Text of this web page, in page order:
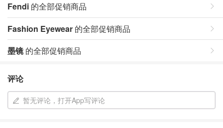
Fendi 的全部促销商品
Fashion Eyewear 的全部促销商品
墨镜 的全部促销商品
评论
暂无评论，打开App写评论